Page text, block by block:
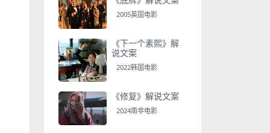
2005英国电影
《下一个素熙》解
说文案
2022韩国电影
《修复》解说文案
2024南非电影